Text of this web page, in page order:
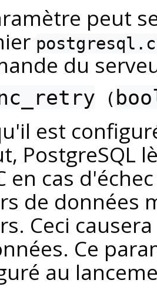
peut
du
(
est
PostgreSQL
en cas
de données
Ceci
Ce
au